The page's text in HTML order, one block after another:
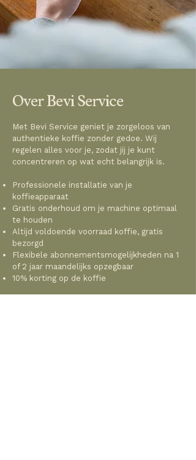
Over Bevi Service
Met Bevi Service geniet je zorgeloos van
authentieke koffie zonder gedoe. Wij
regelen alles voor je, zodat jij je kunt
concentreren op wat echt belangrijk is.
Professionele installatie van je
koffieapparaat
Gratis onderhoud om je machine optimaal
te houden
Altijd voldoende voorraad koffie, gratis
bezorgd
Flexibele abonnementsmogelijkheden na 1
of 2 jaar maandelijks opzegbaar​
10% korting op de koffie